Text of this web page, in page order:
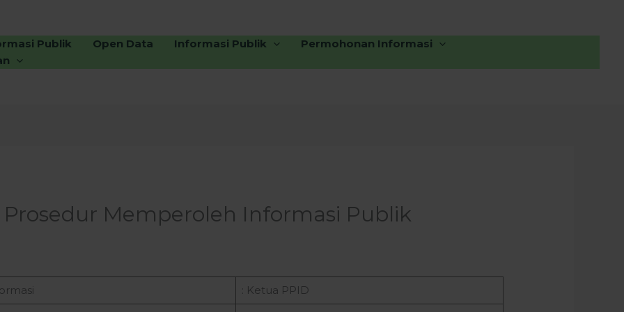
Publik Open Data Informasi Publik
Permohonan Informasi
Memperoleh Informasi Publik
: Ketua PPID